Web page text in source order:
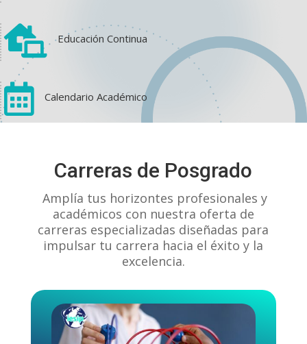
2 0
 Educación Continua
 Calendario Académico
Carreras de Posgrado
Amplía tus horizontes profesionales y
académicos con nuestra oferta de
carreras especializadas diseñadas para
impulsar tu carrera hacia el éxito y la
excelencia.